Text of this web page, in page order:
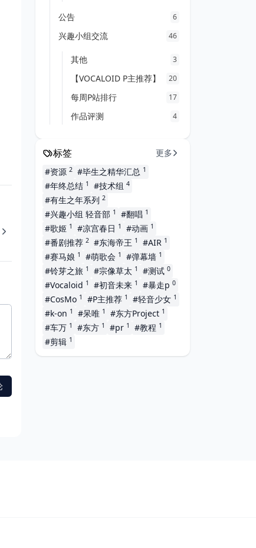
公告 6
兴趣小组交流 46
其他 3
【VOCALOID P主推荐】 20
每周P站排行 17
作品评测 4
标签
更多
#资源 2 #毕生之精华汇总 1
#年终总结 1 #技术组 4
#有生之年系列 2
#兴趣小组 轻音部 1 #翻唱 1
#歌姬 1 #凉宫春日 1 #动画 1
#番剧推荐 2 #东海帝王 1 #AIR 1
#赛马娘 1 #萌歌会 1 #弹幕墙 1
#铃芽之旅 1 #宗像草太 1 #测试 0
#Vocaloid 1 #初音未来 1 #暴走p 0
#CosMo 1 #P主推荐 1 #轻音少女 1
#k-on 1 #呆唯 1 #东方Project 1
#车万 1 #东方 1 #pr 1 #教程 1
#剪辑 1